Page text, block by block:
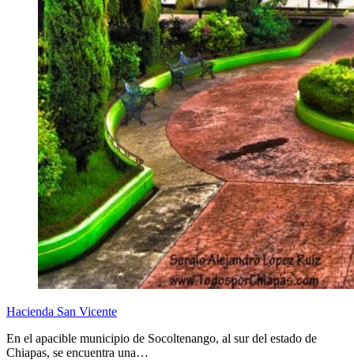
Hacienda San Vicente
En el apacible municipio de Socoltenango, al sur del estado de
Chiapas, se encuentra una…